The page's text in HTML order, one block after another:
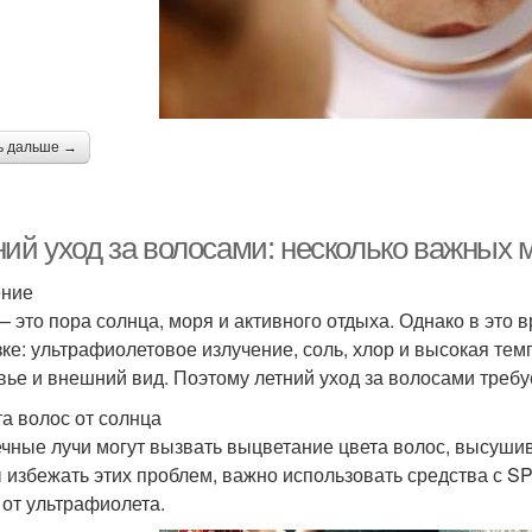
дальше →
уход за волосами: несколько важных
это пора солнца, моря и активного отдыха. Однако в
ультрафиолетовое излучение, соль, хлор и высокая
и внешний вид. Поэтому летний уход за волосами
волос от солнца
лучи могут вызвать выцветание цвета волос,
этих проблем, важно использовать средства с
ультрафиолета.